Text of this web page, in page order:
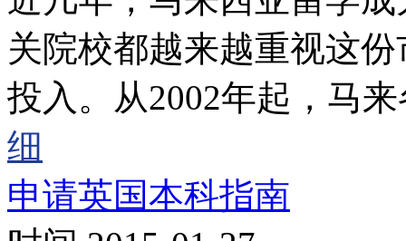
关院校都越来越重视这
投入。从2002年起，马
细
申请英国本科指南